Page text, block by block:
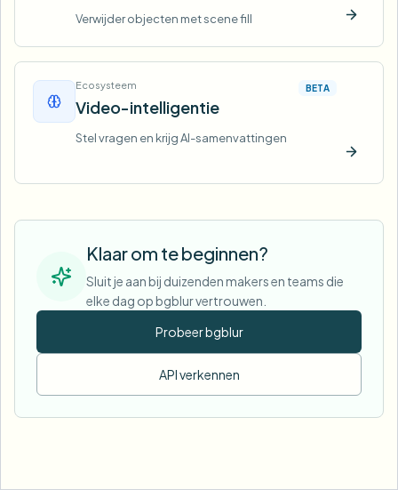
Verwijder objecten met scene fill Nu
Ecosysteem
Video-intelligentie
BETA
Stel vragen en krijg AI-samenvattingen
Nu
Klaar om te beginnen?
Sluit je aan bij duizenden makers en teams die
elke dag op bgblur vertrouwen.
Probeer bgblur
API verkennen